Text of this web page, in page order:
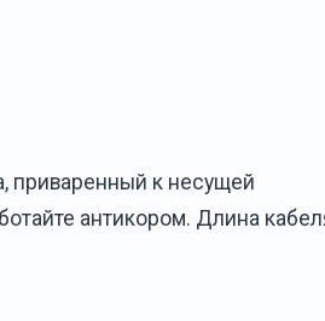
приваренный к несущей
антикором. Длина